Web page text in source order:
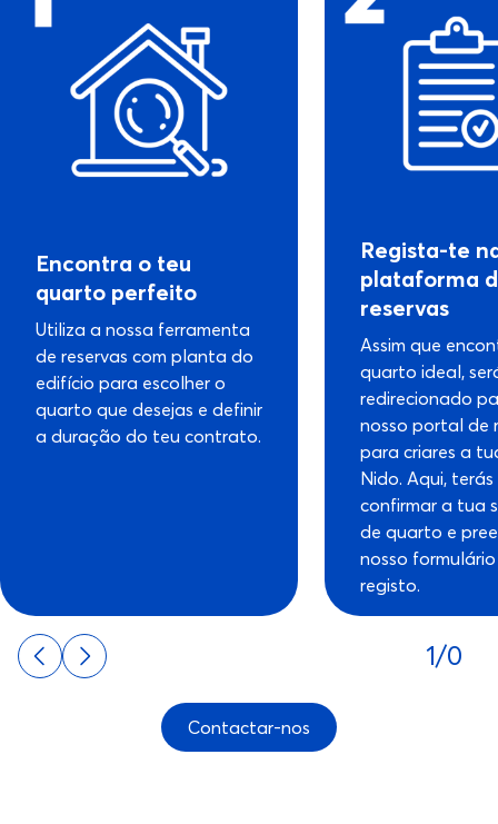
Encontra o teu
quarto perfeito
Utiliza a nossa ferramenta
de reservas com planta do
edifício para escolher o
quarto que desejas e definir
a duração do teu contrato.
Regista-te
plataforma
reservas
Assim que
quarto ideal,
redirecionado
nosso portal de
para criares a
Nido. Aqui,
confirmar a tua
de quarto e
nosso
registo.
1/0
Contactar-nos